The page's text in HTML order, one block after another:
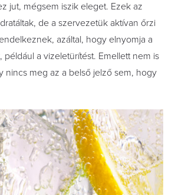
jut, mégsem iszik eleget. Ezek az
de a szervezetük aktívan őrzi
azáltal, hogy elnyomja a
például a vizeletürítést. Emellett nem is
nincs meg az a belső jelző sem, hogy